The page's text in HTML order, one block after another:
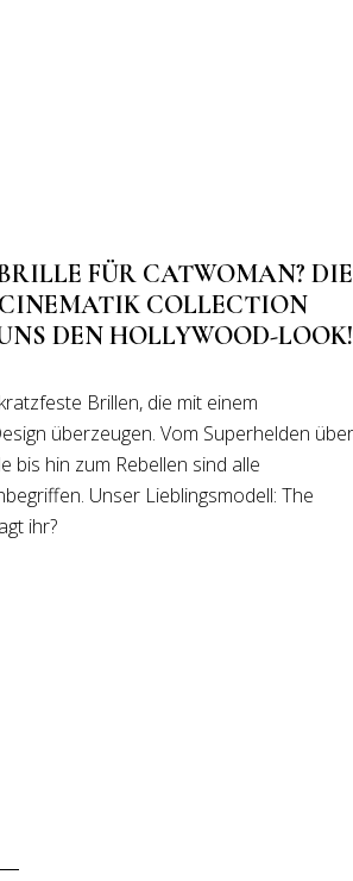
FÜR CATWOMAN? DIE
COLLECTION
DEN HOLLYWOOD-LOOK!
Brillen, die mit einem
überzeugen. Vom Superhelden über
bis hin zum Rebellen sind alle
Unser Lieblingsmodell: The
ihr?